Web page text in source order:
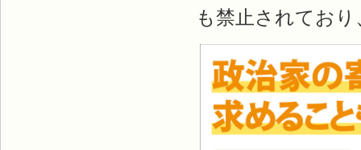
も禁止されてお